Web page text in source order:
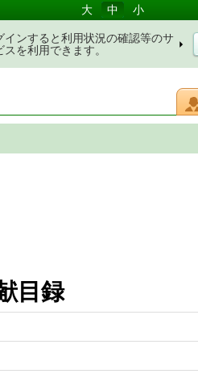
大 中 小
インすると利用状況の確認等のサ
スを利用できます。
目録